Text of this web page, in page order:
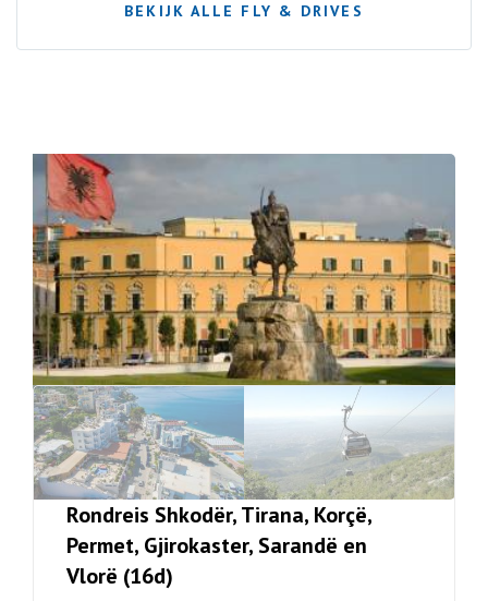
BEKIJK ALLE FLY & DRIVES
Rondreis Shkodër, Tirana, Korçë,
Permet, Gjirokaster, Sarandë en
Vlorë (16d)